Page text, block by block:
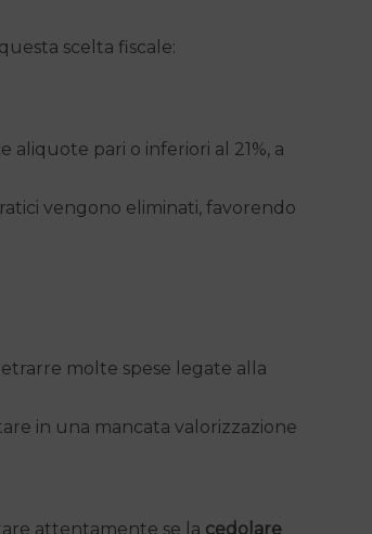
scelta fiscale:
aliquote pari o inferiori al 21%, a
vengono eliminati, favorendo
molte spese legate alla
in una mancata valorizzazione
attentamente se la cedolare